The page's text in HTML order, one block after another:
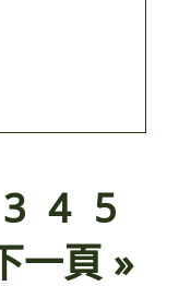
3 4 5
一頁 »